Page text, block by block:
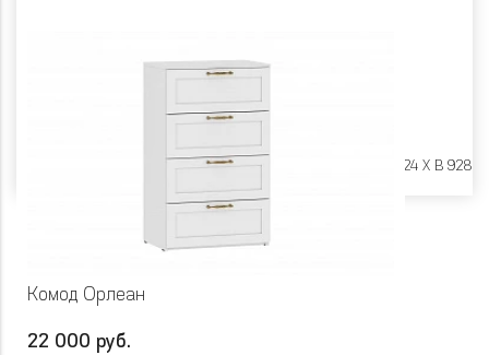
Ш 602 X Г 424 X В 928
Комод Орлеан
22 000 руб.